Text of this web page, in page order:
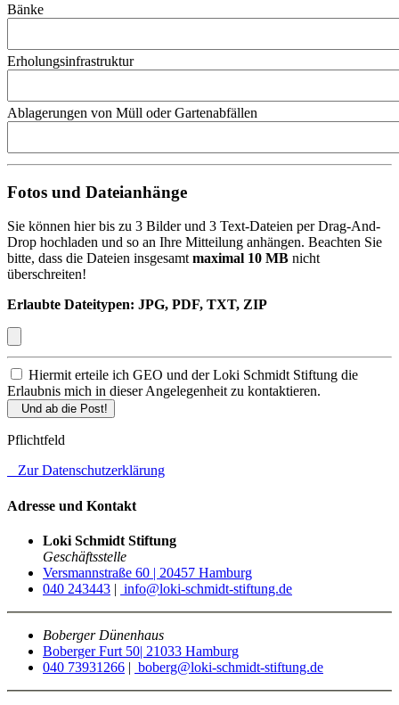
Bänke
Erholungsinfrastruktur
Ablagerungen von Müll oder Gartenabfällen
Fotos und Dateianhänge
Sie können hier bis zu 3 Bilder und 3 Text-Dateien per Drag-And-
Drop hochladen und so an Ihre Mitteilung anhängen. Beachten Sie
bitte, dass die Dateien insgesamt maximal 10 MB nicht
überschreiten!
Erlaubte Dateitypen: JPG, PDF, TXT, ZIP
Hiermit erteile ich GEO und der Loki Schmidt Stiftung die
Erlaubnis mich in dieser Angelegenheit zu kontaktieren.
Und ab die Post!
Pflichtfeld
Zur Datenschutzerklärung
Adresse und Kontakt
Loki Schmidt Stiftung
Geschäftsstelle
Versmannstraße 60 | 20457 Hamburg
040 243443 | info@loki-schmidt-stiftung.de
Boberger Dünenhaus
Boberger Furt 50| 21033 Hamburg
040 73931266 | boberg@loki-schmidt-stiftung.de